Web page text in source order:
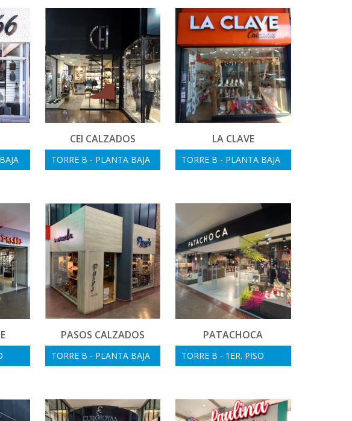
CEI CALZADOS
TORRE B - PLANTA BAJA
LA CLAVE
TORRE B - PLANTA BAJA
PASOS CALZADOS
TORRE B - PLANTA BAJA
PATACHOCA
TORRE B - 1ER. PISO